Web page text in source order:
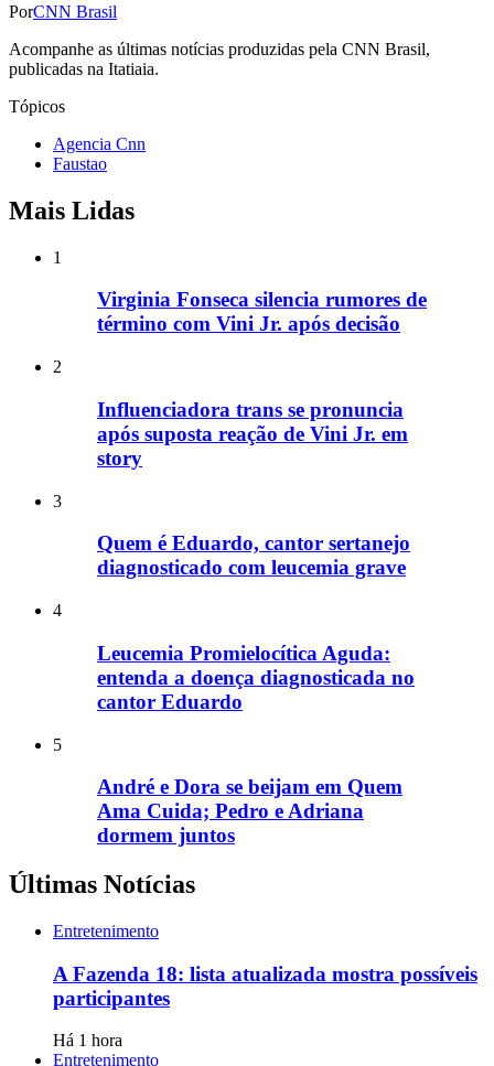
PorCNN Brasil
Acompanhe as últimas notícias produzidas pela CNN Brasil,
publicadas na Itatiaia.
Tópicos
Agencia Cnn
Faustao
Mais Lidas
1
Virginia Fonseca silencia rumores de
término com Vini Jr. após decisão
2
Influenciadora trans se pronuncia
após suposta reação de Vini Jr. em
story
3
Quem é Eduardo, cantor sertanejo
diagnosticado com leucemia grave
4
Leucemia Promielocítica Aguda:
entenda a doença diagnosticada no
cantor Eduardo
5
André e Dora se beijam em Quem
Ama Cuida; Pedro e Adriana
dormem juntos
Últimas Notícias
Entretenimento
A Fazenda 18: lista atualizada mostra possíveis
participantes
Há 1 hora
Entretenimento